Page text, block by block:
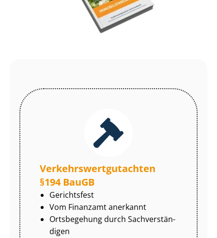
Ver­kehrs­wert­gut­ach­ten
§194 BauGB
Gerichtsfest
Vom Finanzamt anerkannt
Ortsbegehung durch Sach­ver­stän­
di­gen